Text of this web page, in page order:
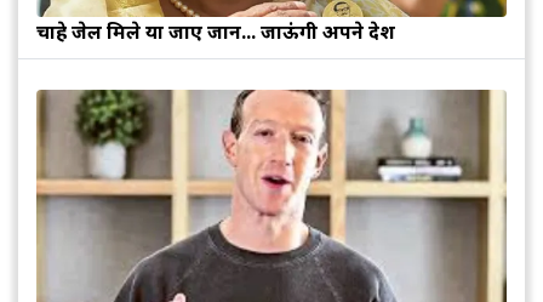
चाहे जेल मिले या जाए जान... जाऊंगी अपने देश